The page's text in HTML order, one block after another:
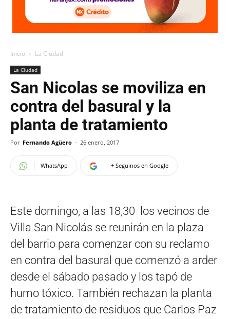
Inicio La Ciudad
La Ciudad
San Nicolas se moviliza en
contra del basural y la
planta de tratamiento
Por Fernando Agüero - 26 enero, 2017
WhatsApp + Seguinos en Google
Este domingo, a las 18,30 los vecinos de
Villa San Nicolás se reunirán en la plaza
del barrio para comenzar con su reclamo
en contra del basural que comenzó a arder
desde el sábado pasado y los tapó de
humo tóxico. También rechazan la planta
de tratamiento de residuos que Carlos Paz